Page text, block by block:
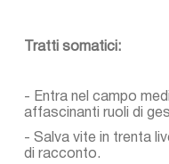
Tratti somatici:
- Entra nel campo
affascinanti ruoli di
- Salva vite in trenta
di racconto.